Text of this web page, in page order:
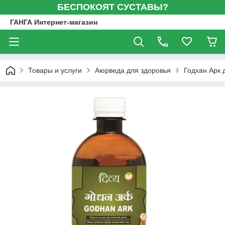
БЕСПОКОЯТ СУСТАВЫ?
ГАНГА Интернет-магазин
Товары и услуги Аюрведа для здоровья Годхан Арк